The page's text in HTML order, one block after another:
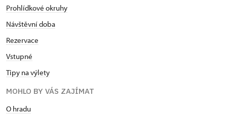
Prohlídkové okruhy
Návštěvní doba
Rezervace
Vstupné
Tipy na výlety
MOHLO BY VÁS ZAJÍMAT
O hradu